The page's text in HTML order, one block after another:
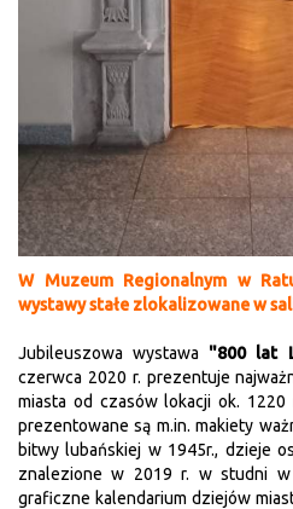
W Muzeum Regionalnym w
wystawy stałe zlokalizowane w
Jubileuszowa wystawa "800 lat
czerwca 2020 r. prezentuje
miasta od czasów lokacji ok.
prezentowane są m.in. makiety
bitwy lubańskiej w 1945r., dzieje
znalezione w 2019 r. w studni w
graficzne kalendarium dziejów